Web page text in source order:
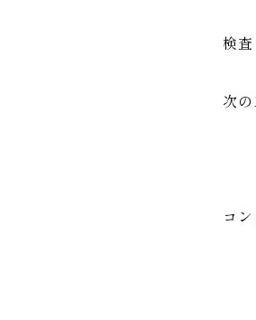
検
次
コ